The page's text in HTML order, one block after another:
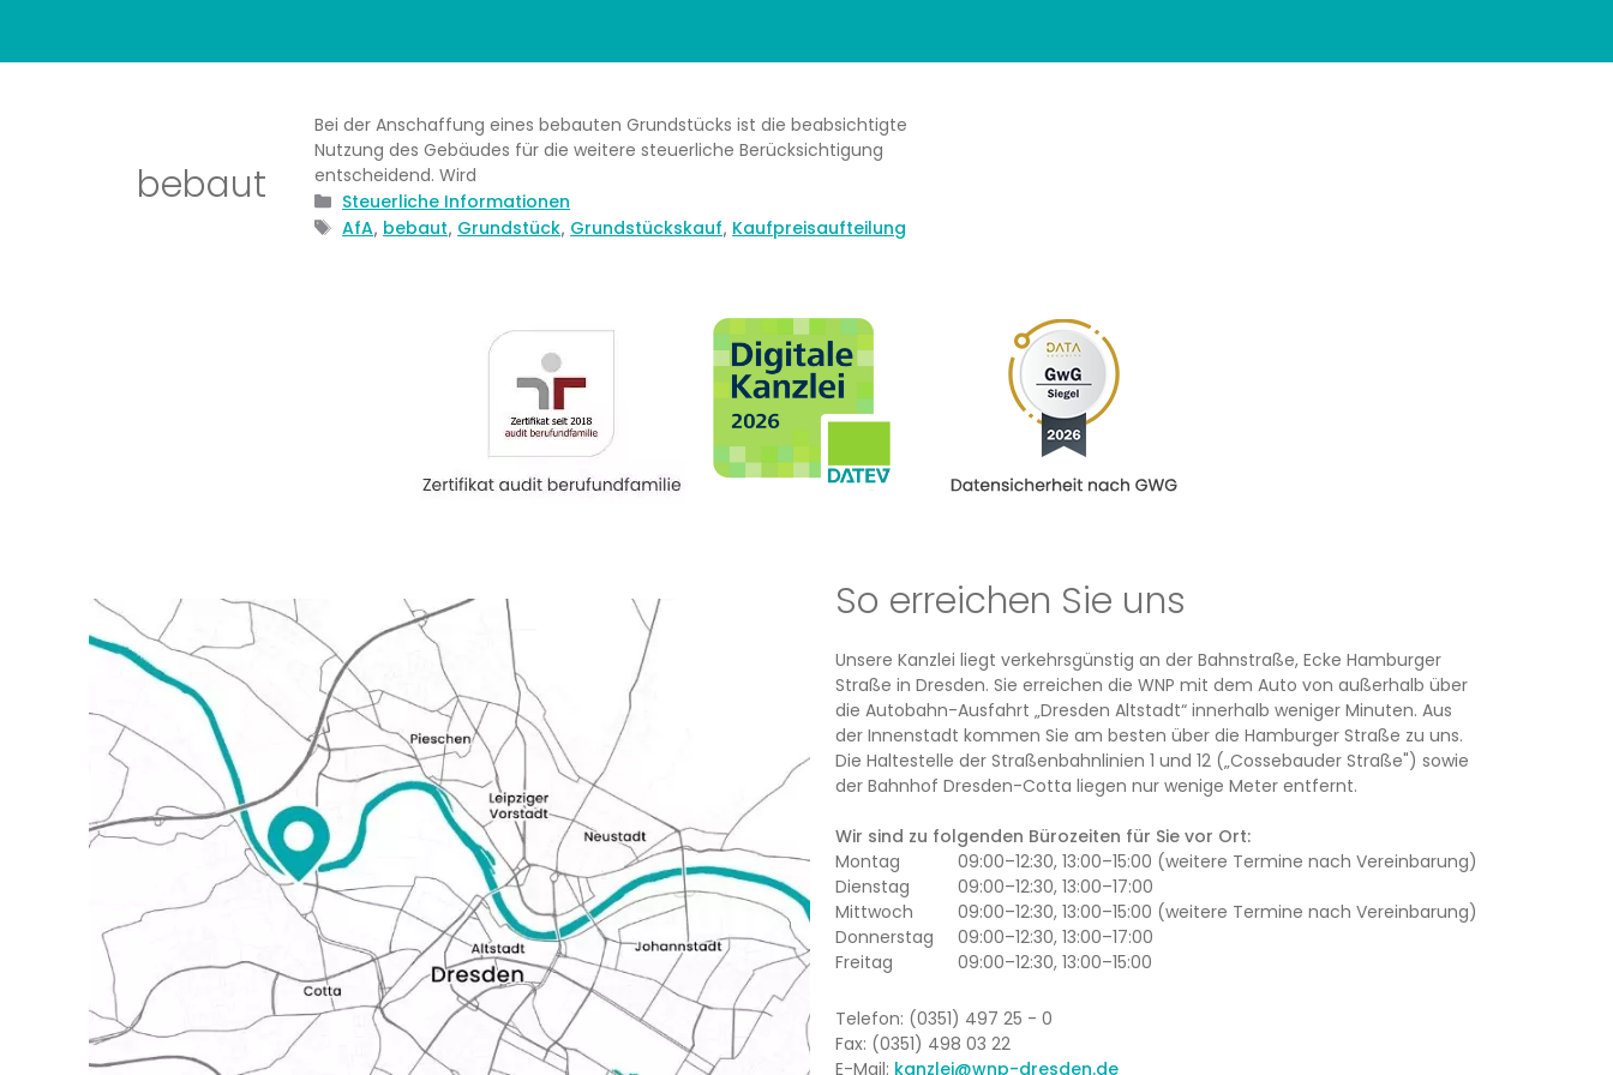
bebaut
Bei der Anschaffung eines bebauten Grundstücks ist die beabsichtigte
Nutzung des Gebäudes für die weitere steuerliche Berücksichtigung
entscheidend. Wird
Kategorien
Steuerliche Informationen
Schlagwörter
AfA, bebaut, Grundstück, Grundstückskauf, Kaufpreisaufteilung
So erreichen Sie uns
Unsere Kanzlei liegt verkehrsgünstig an der Bahnstraße, Ecke Hamburger
Straße in Dresden. Sie erreichen die WNP mit dem Auto von außerhalb über
die Autobahn-Ausfahrt „Dresden Altstadt“ innerhalb weniger Minuten. Aus
der Innenstadt kommen Sie am besten über die Hamburger Straße zu uns.
Die Haltestelle der Straßenbahnlinien 1 und 12 („Cossebauder Straße") sowie
der Bahnhof Dresden-Cotta liegen nur wenige Meter entfernt.
Wir sind zu folgenden Bürozeiten für Sie vor Ort:
Montag
09:00–12:30, 13:00–15:00 (weitere Termine nach Vereinbarung)
Dienstag
09:00–12:30, 13:00–17:00
Mittwoch
09:00–12:30, 13:00–15:00 (weitere Termine nach Vereinbarung)
Donnerstag
09:00–12:30, 13:00–17:00
Freitag
09:00–12:30, 13:00–15:00
Telefon: (0351) 497 25 - 0
Fax: (0351) 498 03 22
E-Mail: kanzlei@wnp-dresden.de